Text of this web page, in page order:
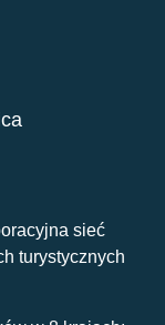
sieć
turystycznych